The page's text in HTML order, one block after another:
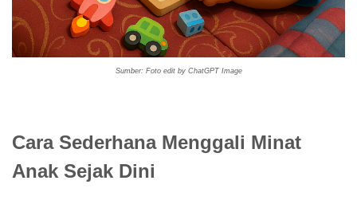
Sumber: Foto edit by ChatGPT Image
Cara Sederhana Menggali Minat
Anak Sejak Dini